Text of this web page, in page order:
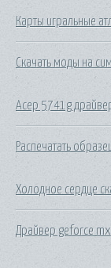
Карты игральные
Скачать моды на
Асер 5741g
Распечатать
Холодное сердце
Драйвер geforce